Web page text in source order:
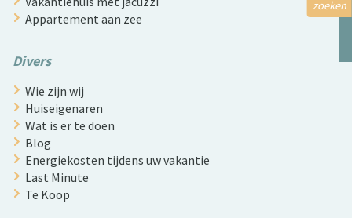
Appartement aan zee
Divers
Wie zijn wij
Huiseigenaren
Wat is er te doen
Blog
Energiekosten tijdens uw vakantie
Last Minute
Te Koop
zoeken